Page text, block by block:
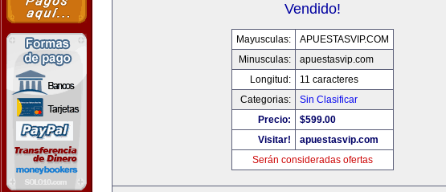
Vendido!
Mayusculas:
APUESTASVIP.COM
Minusculas:
apuestasvip.com
Longitud:
11 caracteres
Categorias:
Sin Clasificar
Precio:
$599.00
Visitar!
apuestasvip.com
Serán consideradas ofertas